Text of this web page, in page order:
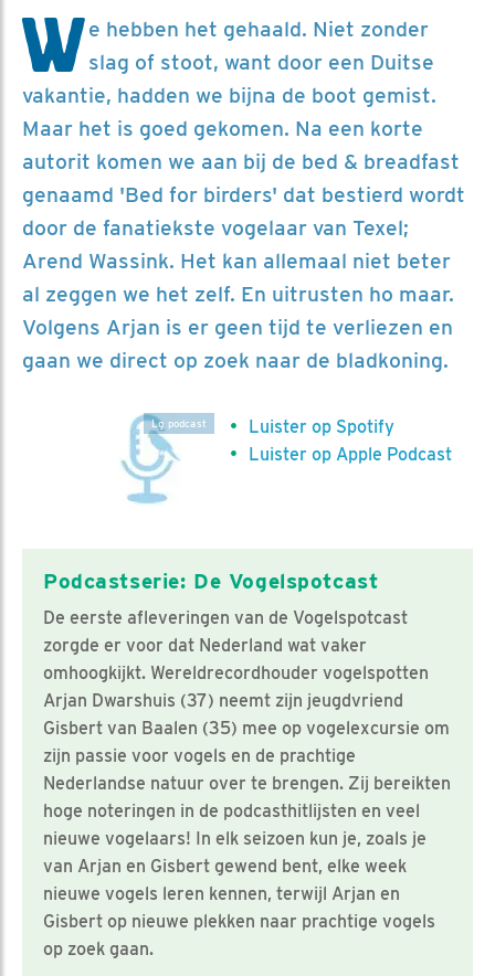
We hebben het gehaald. Niet zonder
slag of stoot, want door een Duitse
vakantie, hadden we bijna de boot gemist.
Maar het is goed gekomen. Na een korte
autorit komen we aan bij de bed & breadfast
genaamd 'Bed for birders' dat bestierd wordt
door de fanatiekste vogelaar van Texel;
Arend Wassink. Het kan allemaal niet beter
al zeggen we het zelf. En uitrusten ho maar.
Volgens Arjan is er geen tijd te verliezen en
gaan we direct op zoek naar de bladkoning.
Lg podcast
Luister op Spotify
Luister op Apple Podcast
Podcastserie: De Vogelspotcast
De eerste afleveringen van de Vogelspotcast
zorgde er voor dat Nederland wat vaker
omhoogkijkt. Wereldrecordhouder vogelspotten
Arjan Dwarshuis (37) neemt zijn jeugdvriend
Gisbert van Baalen (35) mee op vogelexcursie om
zijn passie voor vogels en de prachtige
Nederlandse natuur over te brengen. Zij bereikten
hoge noteringen in de podcasthitlijsten en veel
nieuwe vogelaars! In elk seizoen kun je, zoals je
van Arjan en Gisbert gewend bent, elke week
nieuwe vogels leren kennen, terwijl Arjan en
Gisbert op nieuwe plekken naar prachtige vogels
op zoek gaan.